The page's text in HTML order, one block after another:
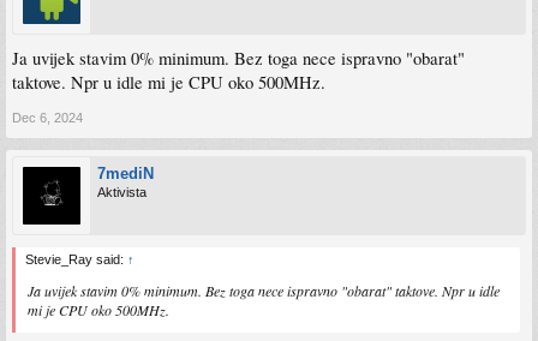
Ja uvijek stavim 0% minimum. Bez toga nece ispravno "obarat"
taktove. Npr u idle mi je CPU oko 500MHz.
Dec 6, 2024
7mediN
Aktivista
Stevie_Ray said: ↑
Ja uvijek stavim 0% minimum. Bez toga nece ispravno "obarat" taktove. Npr u idle
mi je CPU oko 500MHz.